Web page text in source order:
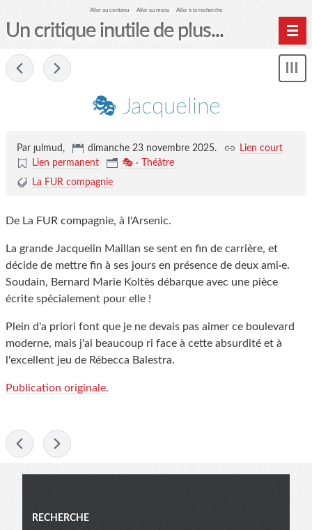
Aller au contenu Aller au menu Aller à la recherche
Un critique inutile de plus...
🎭 Jacqueline
Par ȷulmud, dimanche 23 novembre 2025.
Lien court
Lien permanent
🎭 · Théâtre
La FUR compagnie
De La FUR compagnie, à l'Arsenic.
La grande Jacquelin Maillan se sent en fin de carrière, et
décide de mettre fin à ses jours en présence de deux ami·e.
Soudain, Bernard Marie Koltès débarque avec une pièce
écrite spécialement pour elle !
Plein d'a priori font que je ne devais pas aimer ce boulevard
moderne, mais j'ai beaucoup ri face à cette absurdité et à
l'excellent jeu de Rébecca Balestra.
Publication originale.
RECHERCHE